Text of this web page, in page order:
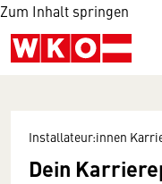
Zum Inhalt springen
Installateur:innen
Dein